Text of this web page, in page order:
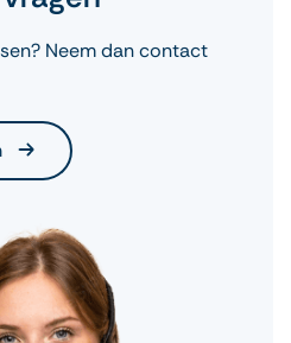
rekening met
Neem dan contact